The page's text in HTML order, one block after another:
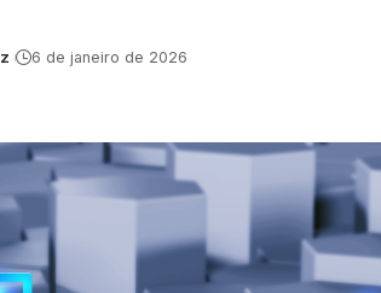
6 de janeiro de 2026